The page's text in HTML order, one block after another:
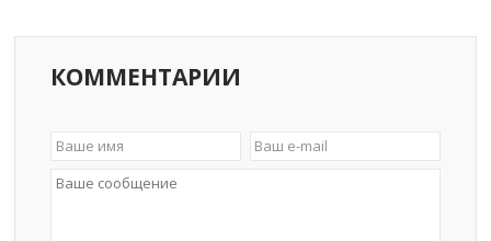
КОММЕНТАРИИ